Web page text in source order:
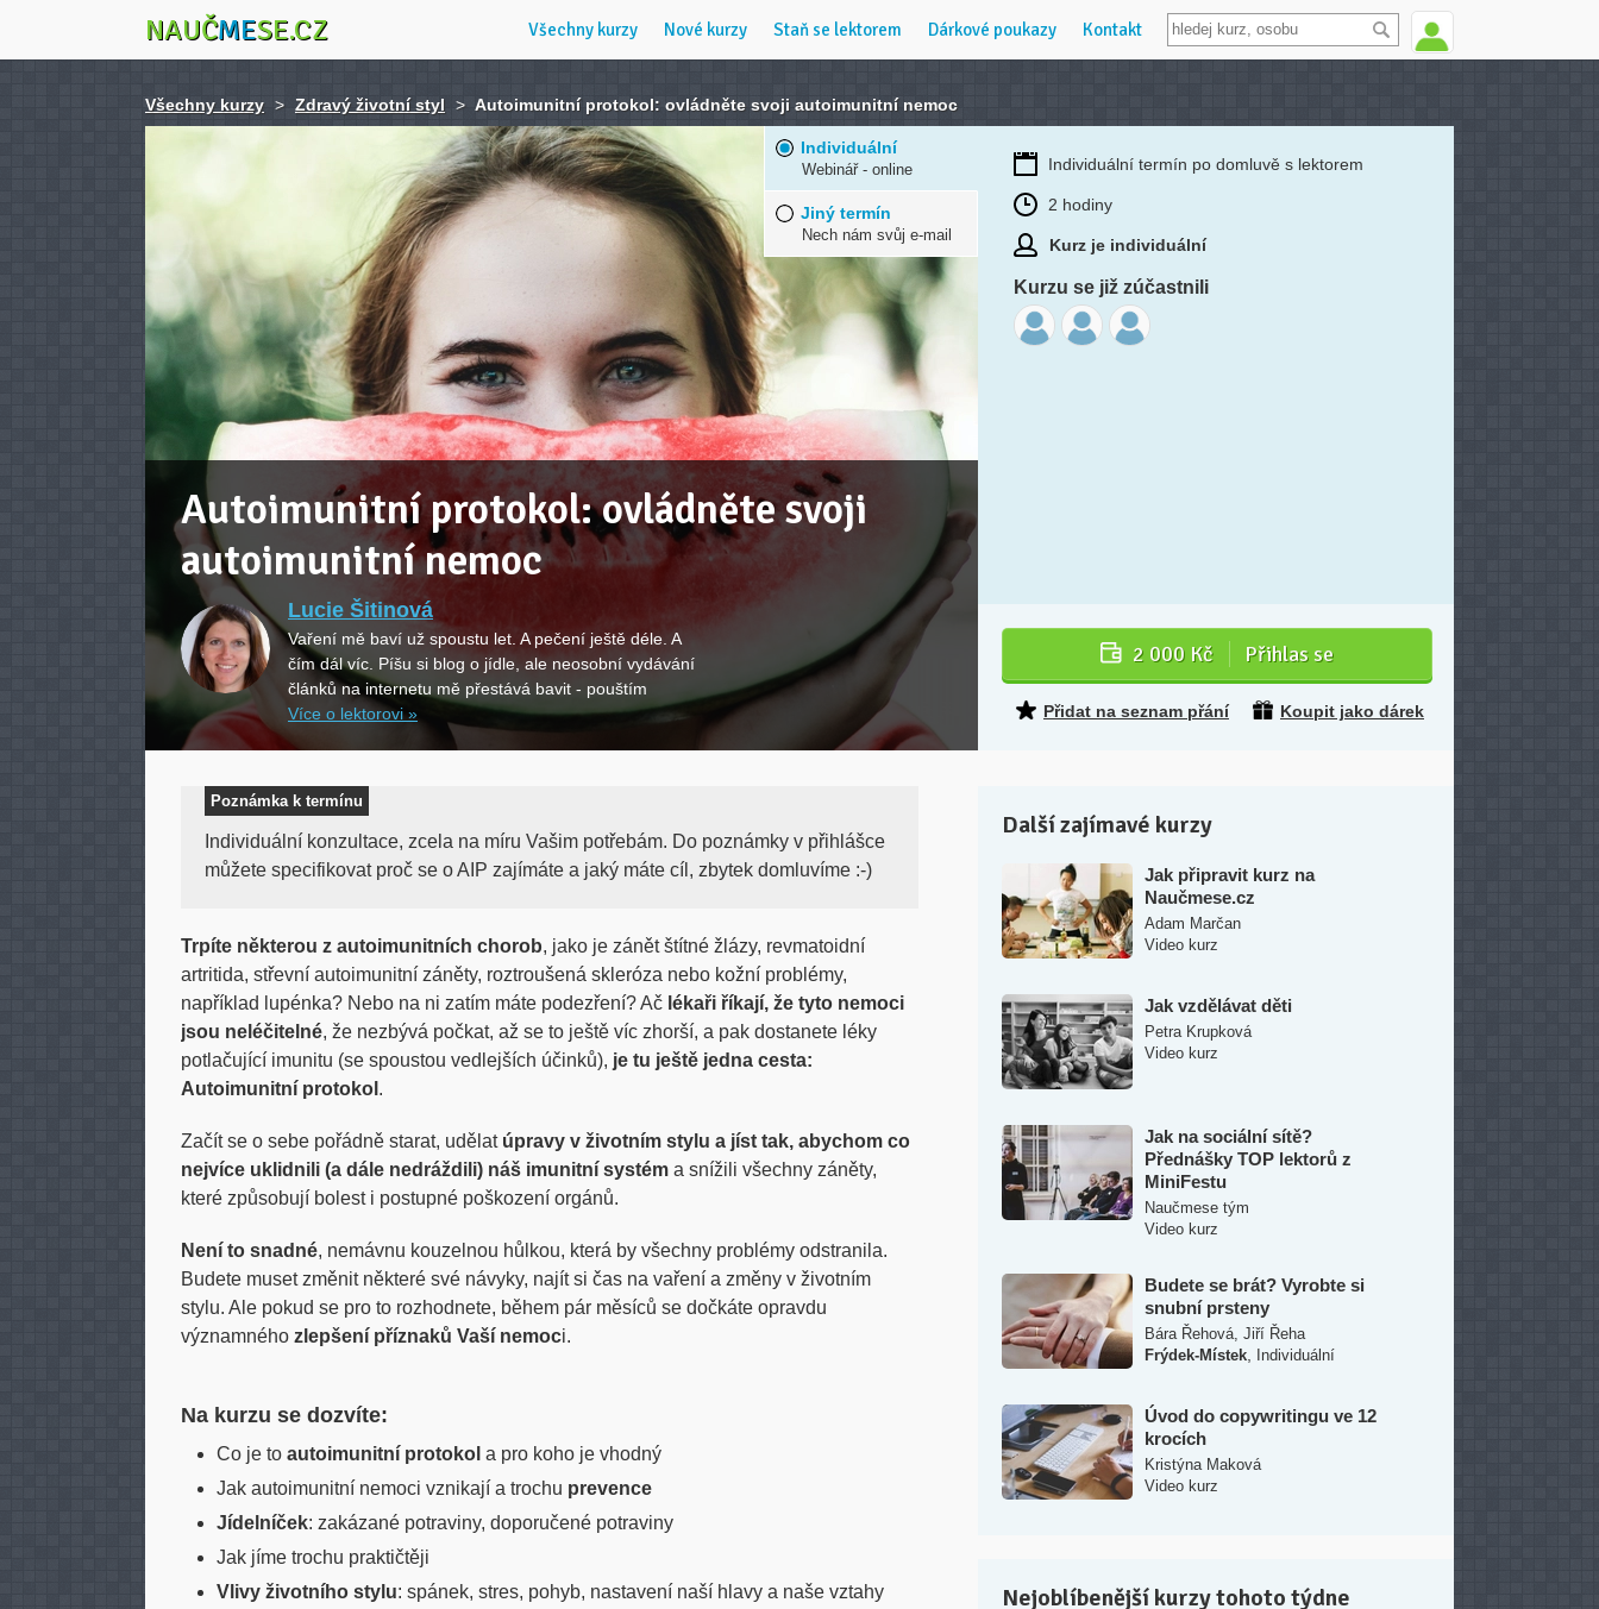
NAUČMESE.CZ Všechny kurzy Nové kurzy Staň se lektorem Dárkové poukazy Kontakt
Všechny kurzy > Zdravý životní styl > Autoimunitní protokol: ovládněte svoji autoimunitní nemoc
Autoimunitní protokol: ovládněte svoji
autoimunitní nemoc
Lucie Šitinová
Vaření mě baví už spoustu let. A pečení ještě déle. A
čím dál víc. Píšu si blog o jídle, ale neosobní vydávání
článků na internetu mě přestává bavit - pouštím
Více o lektorovi »
Individuální
Webinář - online
Jiný termín
Nech nám svůj e-mail
Individuální termín po domluvě s lektorem
2 hodiny
Kurz je individuální
Kurzu se již zúčastnili
2 000 Kč Přihlas se
Přidat na seznam přání Koupit jako dárek
Poznámka k termínu
Individuální konzultace, zcela na míru Vašim potřebám. Do poznámky v přihlášce
můžete specifikovat proč se o AIP zajímáte a jaký máte cíl, zbytek domluvíme :-)
Trpíte některou z autoimunitních chorob, jako je zánět štítné žlázy, revmatoidní
artritida, střevní autoimunitní záněty, roztroušená skleróza nebo kožní problémy,
například lupénka? Nebo na ni zatím máte podezření? Ač lékaři říkají, že tyto nemoci
jsou neléčitelné, že nezbývá počkat, až se to ještě víc zhorší, a pak dostanete léky
potlačující imunitu (se spoustou vedlejších účinků), je tu ještě jedna cesta:
Autoimunitní protokol .
Začít se o sebe pořádně starat, udělat úpravy v životním stylu a jíst tak, abychom co
nejvíce uklidnili (a dále nedráždili) náš imunitní systém a snížili všechny záněty,
které způsobují bolest i postupné poškození orgánů.
Není to snadné, nemávnu kouzelnou hůlkou, která by všechny problémy odstranila.
Budete muset změnit některé své návyky, najít si čas na vaření a změny v životním
stylu. Ale pokud se pro to rozhodnete, během pár měsíců se dočkáte opravdu
významného zlepšení příznaků Vaší nemoci.
Na kurzu se dozvíte:
Co je to autoimunitní protokol a pro koho je vhodný
Jak autoimunitní nemoci vznikají a trochu prevence
Jídelníček: zakázané potraviny, doporučené potraviny
Jak jíme trochu praktičtěji
Vlivy životního stylu: spánek, stres, pohyb, nastavení naší hlavy a naše vztahy
Další zajímavé kurzy
Jak připravit kurz na
Naučmese.cz
Adam Marčan
Video kurz
Jak vzdělávat děti
Petra Krupková
Video kurz
Jak na sociální sítě?
Přednášky TOP lektorů z
MiniFestu
Naučmese tým
Video kurz
Budete se brát? Vyrobte si
snubní prsteny
Bára Řehová, Jiří Řeha
Frýdek-Místek
Individuální
Úvod do copywritingu ve 12
krocích
Kristýna Maková
Video kurz
Nejoblíbenější kurzy tohoto týdne